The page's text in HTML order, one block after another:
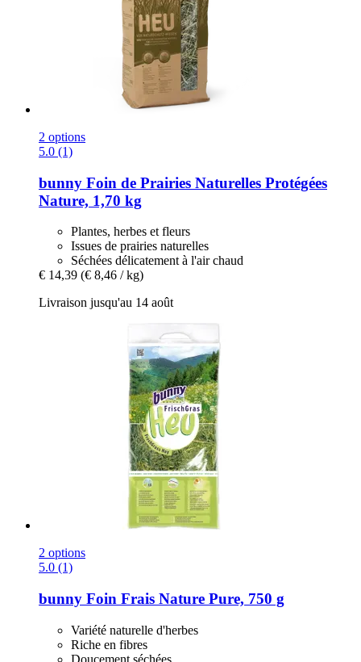
2 options
5.0 (1)
bunny Foin de Prairies Naturelles Protégées
Nature, 1,70 kg
Plantes, herbes et fleurs
Issues de prairies naturelles
Séchées délicatement à l'air chaud
€ 14,39 (€ 8,46 / kg)
Livraison jusqu'au 14 août
2 options
5.0 (1)
bunny Foin Frais Nature Pure, 750 g
Variété naturelle d'herbes
Riche en fibres
Doucement séchées